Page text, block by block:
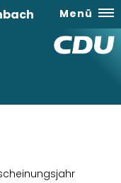
Menü